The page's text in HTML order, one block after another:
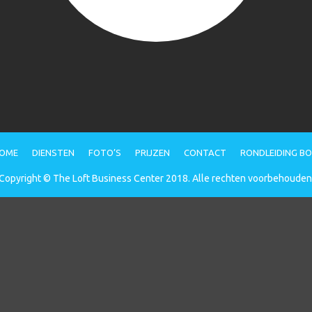
DIENSTEN FOTO’S PRIJZEN CONTACT RONDLEIDING
© The Loft Business Center 2018. Alle rechten